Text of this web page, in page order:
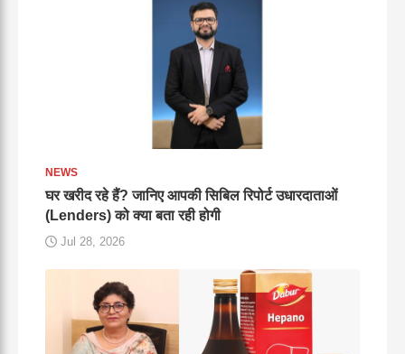
NEWS
घर खरीद रहे हैं? जानिए आपकी सिबिल रिपोर्ट उधारदाताओं
(Lenders) को क्या बता रही होगी
Jul 28, 2026